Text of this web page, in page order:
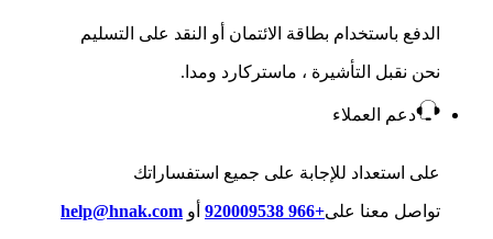
الدفع باستخدام بطاقة الائتمان أو النقد على التسليم
نحن نقبل التأشيرة ، ماستركارد ومدا.
دعم العملاء
على استعداد للإجابة على جميع استفساراتك
تواصل معنا على+966 920009538 أو help@hnak.com